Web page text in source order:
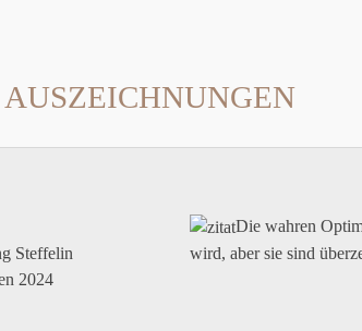
AUSZEICHNUNGEN
Die wahren
wird, aber sie sind